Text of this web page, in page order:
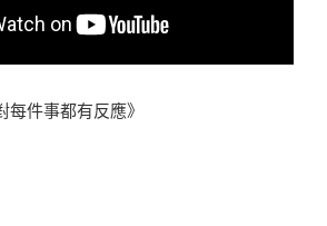
件事都有反應》